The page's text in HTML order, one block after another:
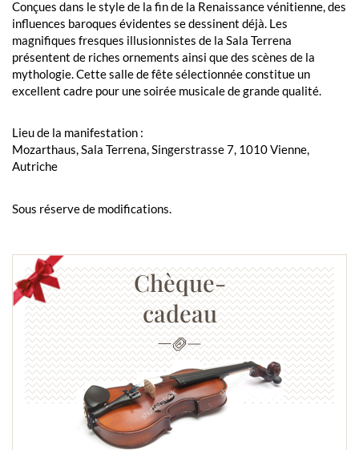
Conçues dans le style de la fin de la Renaissance vénitienne, des
influences baroques évidentes se dessinent déjà. Les
magnifiques fresques illusionnistes de la Sala Terrena
présentent de riches ornements ainsi que des scènes de la
mythologie. Cette salle de fête sélectionnée constitue un
excellent cadre pour une soirée musicale de grande qualité.
Lieu de la manifestation :
Mozarthaus, Sala Terrena, Singerstrasse 7, 1010 Vienne,
Autriche
Sous réserve de modifications.
Chèque-
cadeau